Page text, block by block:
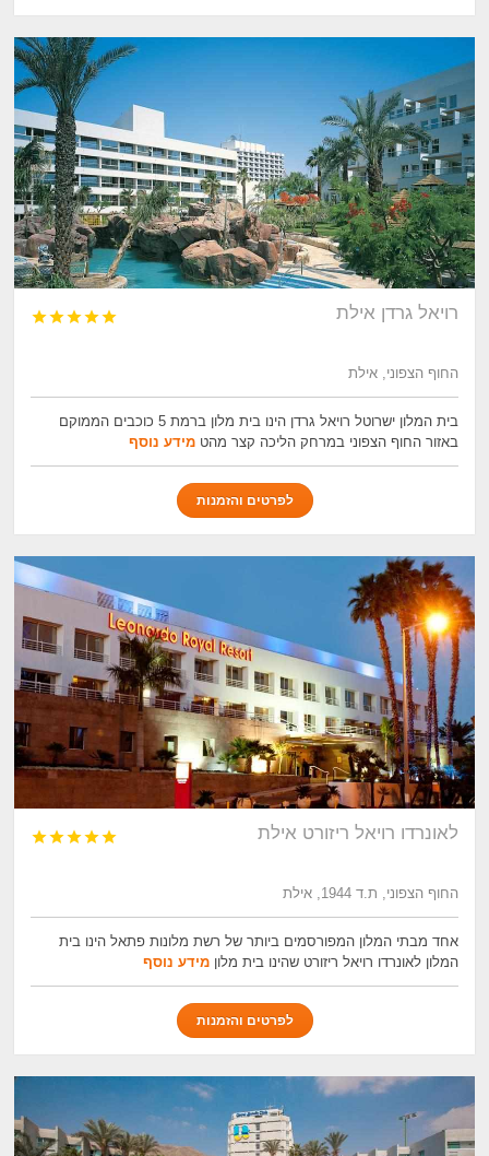
רויאל גרדן אילת 




החוף הצפוני, אילת
בית המלון ישרוטל רויאל גרדן הינו בית מלון ברמת 5 כוכבים הממוקם
באזור החוף הצפוני במרחק הליכה קצר מהטמידע נוסף
לפרטים והזמנות
לאונרדו רויאל ריזורט אילת 




החוף הצפוני, ת.ד 1944, אילת
אחד מבתי המלון המפורסמים ביותר של רשת מלונות פתאל הינו בית
המלון לאונרדו רויאל ריזורט שהינו בית מלוןמידע נוסף
לפרטים והזמנות